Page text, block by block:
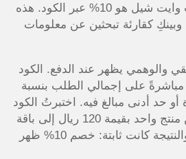
والمضمون على منتجات وايت شيل هو 10% عبر الكود. هذه
وبينكِ كقارئة تبحثين عن معلومات
والوهمي يظهر عند الدفع. الكود
على إجمالي الطلب بنسبة
حد أدنى مبالغ فيه. اختبرتُ الكود
على طلبات متنوعة، من منتج واحد بقيمة 120 ريال إلى باقة
كاملة بقيمة 650 ريال، والنتيجة كانت ثابتة: خصم 10% ظهر